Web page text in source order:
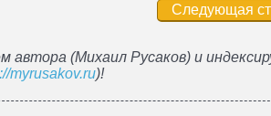
Следующая
автора (Михаил Русаков) и
myrusakov.ru)!